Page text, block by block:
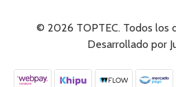
© 2026 TOPTEC. Todos los
Desarrollado por